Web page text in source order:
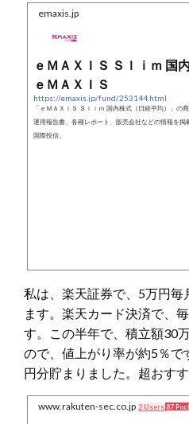
emaxis.jp
ｅＭＡＸＩＳ Ｓｌｉｍ 国
ｅＭＡＸＩＳ
https://emaxis.jp/fund/253144.html
「ｅＭＡＸＩＳ Ｓｌｉｍ 国内株式（日経平均）」の
運用報告書、各種レポート、販売会社などの情報を
国際投信。
私は、楽天証券で、5万円毎
ます。楽天カード決済で、
す。この半年で、積立額30
ので、値上がり率が約5％
円分貯まりました。超おすす
www.rakuten-sec.co.jp 2 Users 87